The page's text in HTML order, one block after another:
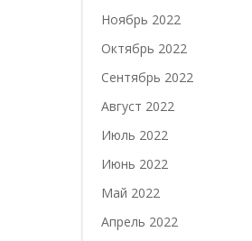
Ноябрь 2022
Октябрь 2022
Сентябрь 2022
Август 2022
Июль 2022
Июнь 2022
Май 2022
Апрель 2022